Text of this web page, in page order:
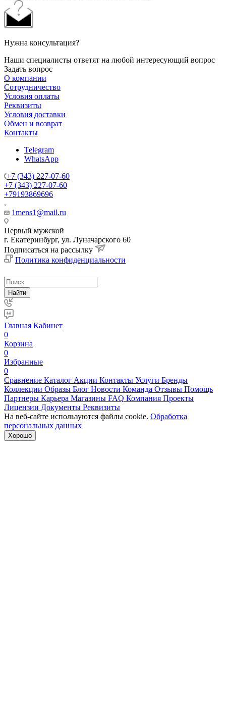
Нужна консультация?
Наши специалисты ответят на любой интересующий вопрос
Задать вопрос
О компании
Сотрудничество
Условия оплаты
Реквизиты
Условия доставки
Обмен и возврат
Контакты
Telegram
WhatsApp
+7 (343) 227-07-60
+7 (343) 227-07-60
+79193869696
1mens1@mail.ru
Первый мужской
г. Екатеринбург, ул. Луначарского 60
Подписаться на рассылку
Политика конфиденциальности
Найти
Главная Кабинет
0
Корзина
0
Избранные
0
Сравнение Каталог Акции Контакты Услуги Бренды
Коллекции Образы Блог Новости Команда Отзывы Помощь
Партнеры Карьера Магазины FAQ Компания Проекты
Лицензии Документы Реквизиты
На веб-сайте используются файлы cookie. Обработка
персональных данных
Хорошо